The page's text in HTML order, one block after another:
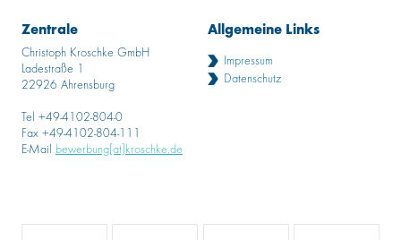
Zentrale
Christoph Kroschke GmbH
Ladestraße 1
22926 Ahrensburg
Tel +49-4102-804-0
Fax +49-4102-804-111
E-Mail bewerbung[at]kroschke.de
Allgemeine Links
Impressum
Datenschutz